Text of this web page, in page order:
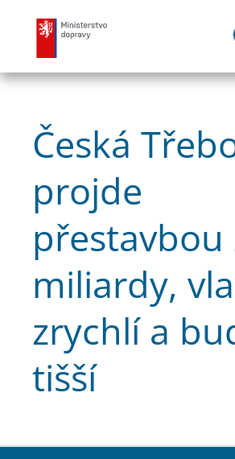
Ministerstvo
Česká
projde
přestavbou
miliardy,
zrychlí a
tišší